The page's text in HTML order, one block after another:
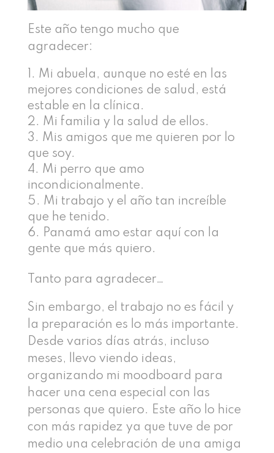
Este año tengo mucho que
agradecer:
Mi abuela, aunque no esté en las
mejores condiciones de salud, está
estable en la clínica.
Mi familia y la salud de ellos.
Mis amigos que me quieren por lo
que soy.
Mi perro que amo
incondicionalmente.
Mi trabajo y el año tan increíble
que he tenido.
Panamá amo estar aquí con la
gente que más quiero.
Tanto para agradecer…
Sin embargo, el trabajo no es fácil y
la preparación es lo más importante.
Desde varios días atrás, incluso
meses, llevo viendo ideas,
organizando mi moodboard para
hacer una cena especial con las
personas que quiero. Este año lo hice
con más rapidez ya que tuve de por
medio una celebración de una amiga